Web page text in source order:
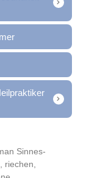
Sinnes-
riechen,